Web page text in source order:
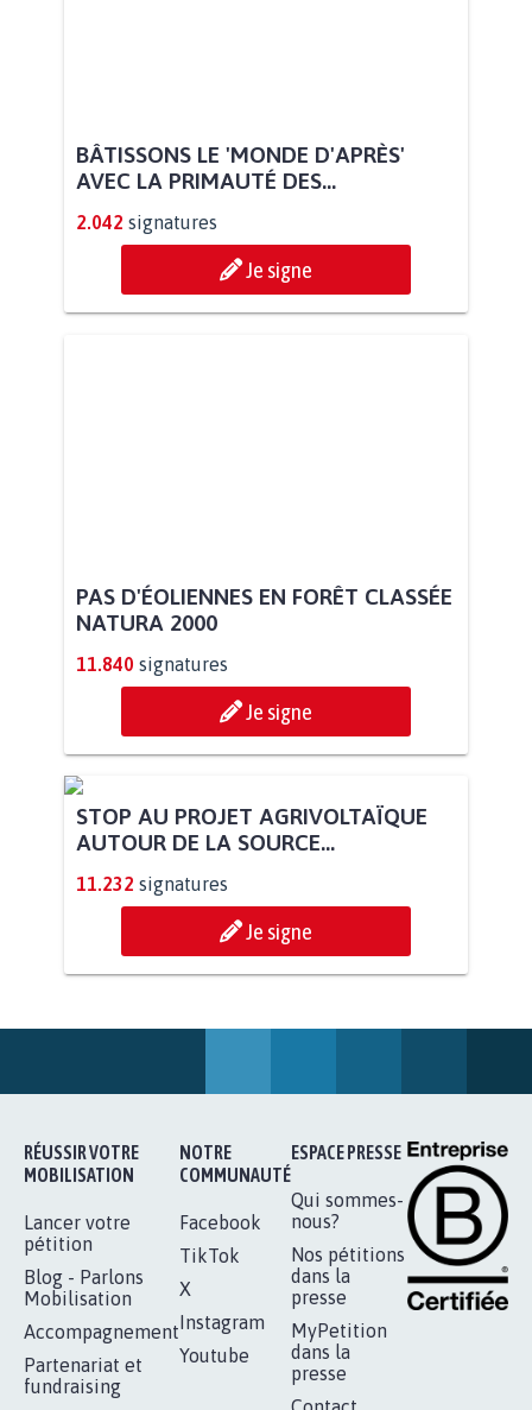
BÂTISSONS LE 'MONDE D'APRÈS'
AVEC LA PRIMAUTÉ DES...
2.042 signatures
Je signe
PAS D'ÉOLIENNES EN FORÊT CLASSÉE
NATURA 2000
11.840 signatures
Je signe
STOP AU PROJET AGRIVOLTAÏQUE
Je signe
RÉUSSIR VOTRE
MOBILISATION
ESPACE PRESSE